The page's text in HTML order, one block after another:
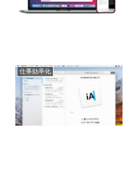
仕事効率化